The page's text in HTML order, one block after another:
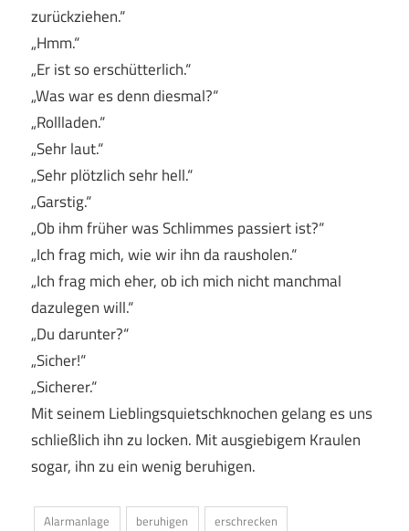
zurückziehen.“
„Hmm.“
„Er ist so erschütterlich.“
„Was war es denn diesmal?“
„Rollladen.“
„Sehr laut.“
„Sehr plötzlich sehr hell.“
„Garstig.“
„Ob ihm früher was Schlimmes passiert ist?“
„Ich frag mich, wie wir ihn da rausholen.“
„Ich frag mich eher, ob ich mich nicht manchmal
dazulegen will.“
„Du darunter?“
„Sicher!“
„Sicherer.“
Mit seinem Lieblingsquietschknochen gelang es uns
schließlich ihn zu locken. Mit ausgiebigem Kraulen
sogar, ihn zu ein wenig beruhigen.
Alarmanlage beruhigen
erschrecken